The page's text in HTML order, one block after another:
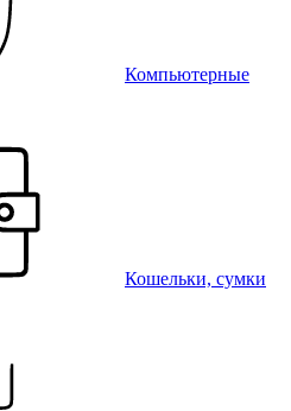
Компьютерные
Кошельки, сумки